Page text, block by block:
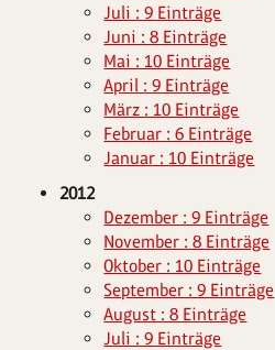
Juli : 9 Einträge
Juni : 8 Einträge
Mai : 10 Einträge
April : 9 Einträge
März : 10 Einträge
Februar : 6 Einträge
Januar : 10 Einträge
2012
Dezember : 9 Einträge
November : 8 Einträge
Oktober : 10 Einträge
September : 9 Einträge
August : 8 Einträge
Juli : 9 Einträge